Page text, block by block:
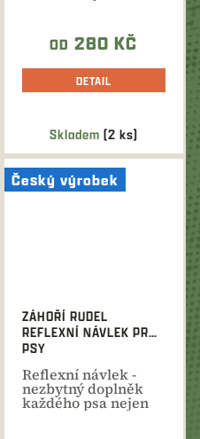
Skladem (2 ks)
pro dosled zvěře,...
OD 280 KČ
DETAIL
Český výrobek
ZÁHOŘÍ RUDEL
REFLEXNÍ NÁVLEK PRO
PSY
Reflexní návlek -
nezbytný doplněk
každého psa nejen
pro společné lovecké